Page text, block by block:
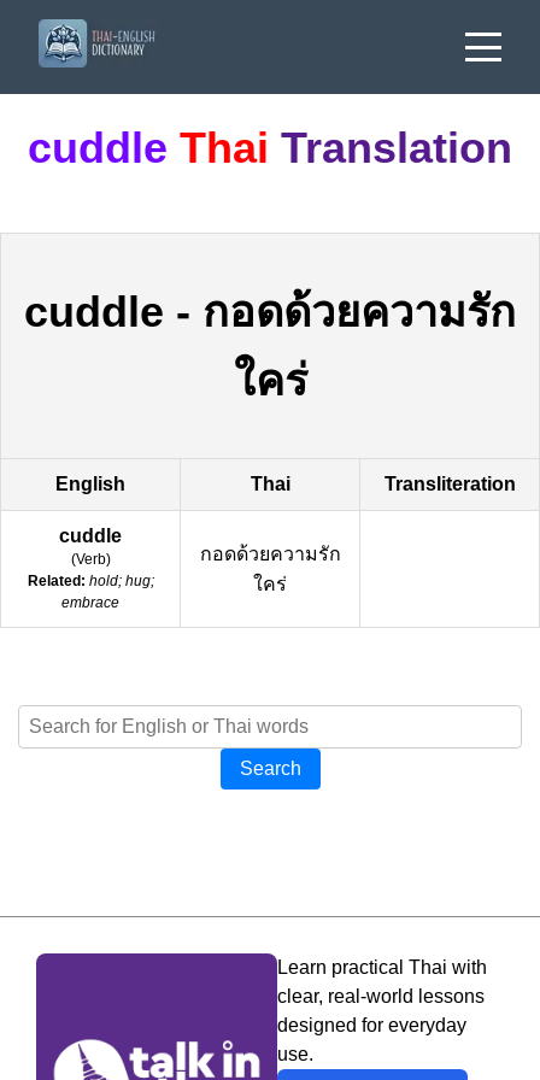
cuddle Thai Translation
cuddle - กอดด้วยความรัก
ใคร่
English Thai Transliteration
cuddle
(Verb)
Related: hold; hug;
embrace
กอดด้วยความรัก
ใคร่
Search
Learn practical Thai with
clear, real-world lessons
designed for everyday
use.